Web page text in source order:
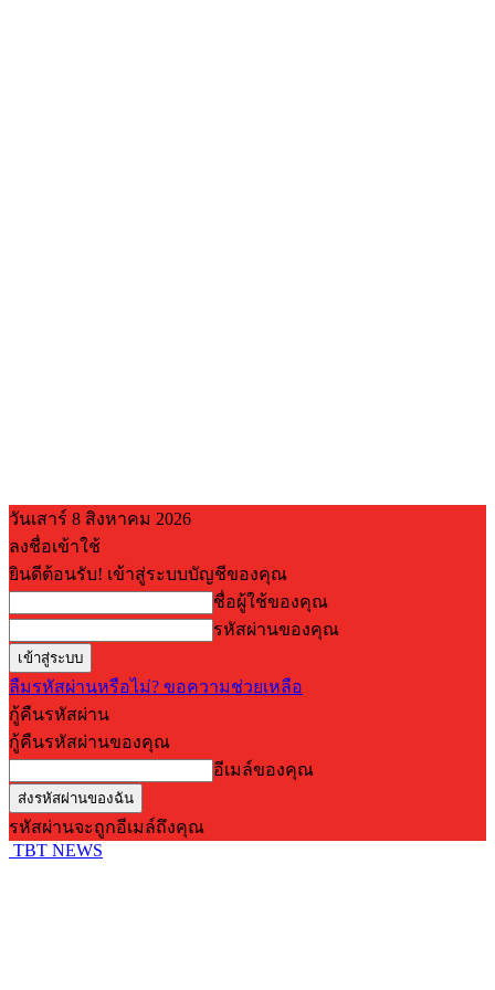
วันเสาร์ 8 สิงหาคม 2026
ลงชื่อเข้าใช้
ยินดีต้อนรับ! เข้าสู่ระบบบัญชีของคุณ
ชื่อผู้ใช้ของคุณ
รหัสผ่านของคุณ
ลืมรหัสผ่านหรือไม่? ขอความช่วยเหลือ
กู้คืนรหัสผ่าน
กู้คืนรหัสผ่านของคุณ
อีเมล์ของคุณ
รหัสผ่านจะถูกอีเมล์ถึงคุณ
TBT NEWS